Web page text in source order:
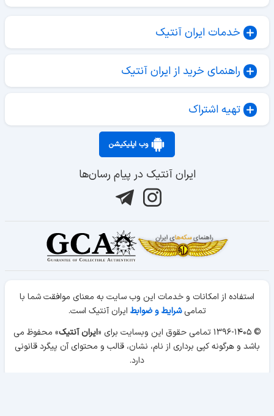
خدمات ایران آنتیک
راهنمای خرید از ایران آنتیک
تهیه اشتراک
وب اپلیکیشن
ایران آنتیک در پیام رسان‌ها
استفاده از امکانات و خدمات این وب سایت به معنای موافقت شما با
تمامیشرایط و ضوابط ایران آنتیک است.
© ۱۳۹۶-۱۴۰۵ تمامی حقوق این وبسایت برای «
ایران آنتیک» محفوظ می
باشد و هرگونه کپی برداری از نام، نشان، قالب و محتوای آن پیگرد قانونی
دارد.